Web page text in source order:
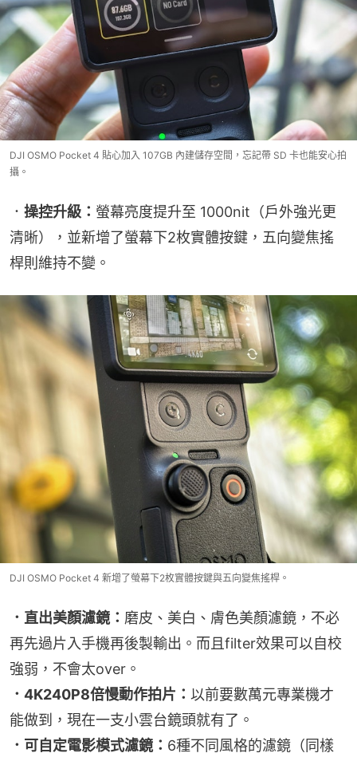
DJI OSMO Pocket 4 貼心加入 107GB 內建儲存空間，忘記帶 SD 卡也能安心拍
攝。
． 操控升級： 螢幕亮度提升至 1000nit（戶外強光更
清晰），並新增了螢幕下2枚實體按鍵，五向變焦搖
桿則維持不變。
DJI OSMO Pocket 4 新增了螢幕下2枚實體按鍵與五向變焦搖桿。
．直出美顏濾鏡： 磨皮、美白、膚色美顏濾鏡，不必
再先過片入手機再後製輸出。而且filter效果可以自校
強弱，不會太over。
．4K240P8倍慢動作拍片： 以前要數萬元專業機才
能做到，現在一支小雲台鏡頭就有了。
．可自定電影模式濾鏡： 6種不同風格的濾鏡（同樣